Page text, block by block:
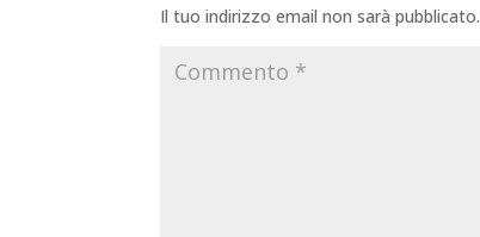
Il tuo indirizzo email non sarà pubblicato.